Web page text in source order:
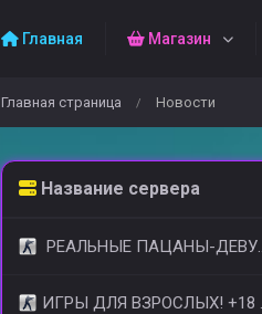
Главная Магазин
Главная страница / Новости
Название сервера
РЕАЛЬНЫЕ ПАЦАНЫ-ДЕВУШКИ 18+ [STEAM BONUS]
​ИГРЫ ДЛЯ ВЗРОСЛЫХ! +18 © (FREE VIP)